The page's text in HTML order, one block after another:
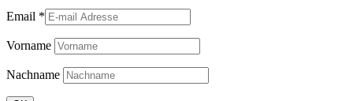
Email *
Vorname
Nachname